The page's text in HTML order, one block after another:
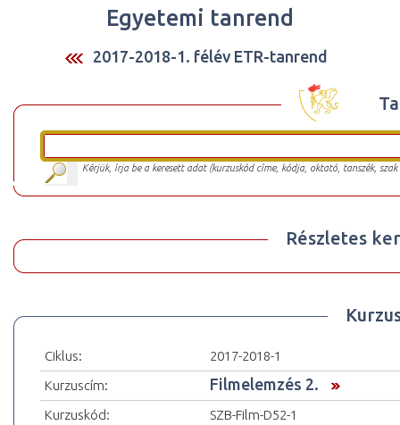
Egyetemi tanrend
2017-2018-1. félév ETR-tanrend
Kérjük, írja be a keresett adat (kurzuskód címe, kódja, oktató, tanszék,
Részletes
Ciklus:
2017-2018-1
Kurzuscím:
Filmelemzés 2.
Kurzuskód:
SZB-Film-D52-1